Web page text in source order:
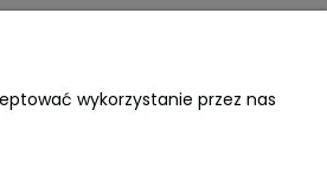
wykorzystanie przez nas